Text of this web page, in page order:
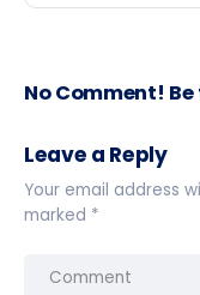
No Comment!
Leave a Reply
Your email address
marked *